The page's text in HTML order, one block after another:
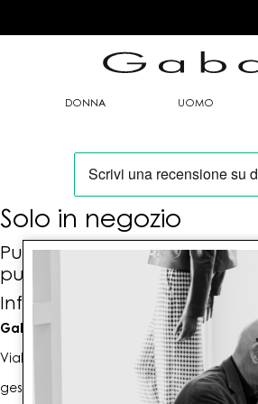
DONNA UOMO
Solo in negozio
Puoi trovare questo articolo
punti vendita:
Info contatti
Gaballo Mario srl
Viale G. Matteotti n. 23 00053